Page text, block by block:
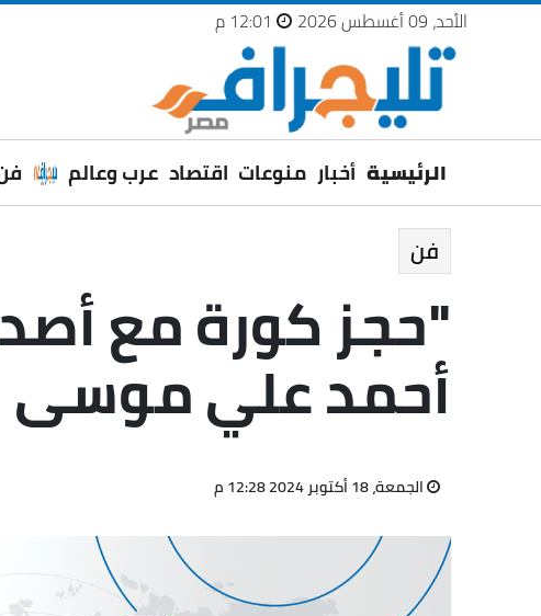
الأحد، 09 أغسطس 2026
الرئيسية أخبار منوعات اقتصاد عرب وعالم
فن
"حجز كورة مع
أحمد علي موسى
الجمعة، 18 أكتوبر 2024 12:28 م